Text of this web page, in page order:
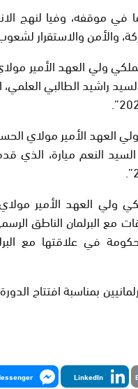
في موقفه، وفيا لنهج
والأمن والاستقرار
ولي العهد الأمير
راشيد الطالبي
العهد الأمير مولاي
النعم ميارة، الذي
ولي العهد الأمير
مع البرلمان الناطق
في علاقتها مع
بمناسبة افتتاح
LinkedIn